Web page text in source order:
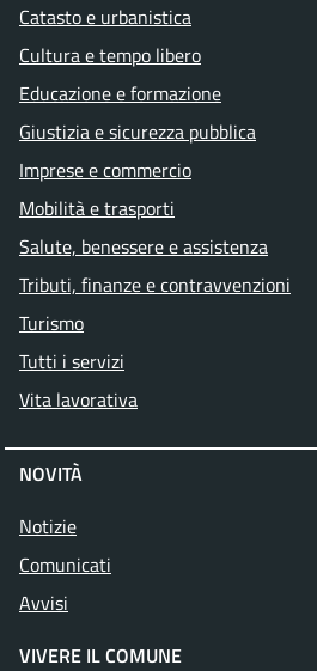
Catasto e urbanistica
Cultura e tempo libero
Educazione e formazione
Giustizia e sicurezza pubblica
Imprese e commercio
Mobilità e trasporti
Salute, benessere e assistenza
Tributi, finanze e contravvenzioni
Turismo
Tutti i servizi
Vita lavorativa
NOVITÀ
Notizie
Comunicati
Avvisi
VIVERE IL COMUNE